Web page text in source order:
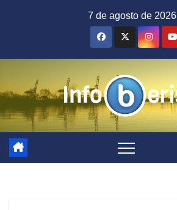
7 de agosto de 2026